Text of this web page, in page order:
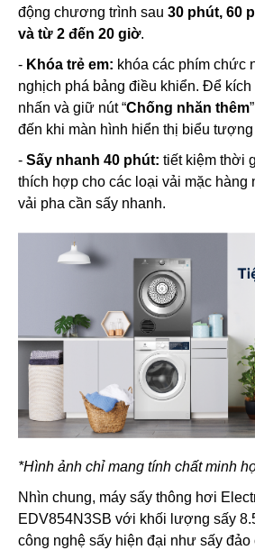
động chương trình sau 30 phút, 60
và từ 2 đến 20 giờ.
- Khóa trẻ em: khóa các phím chức
nghịch phá bảng điều khiển. Để
nhấn và giữ nút “Chống nhăn thêm
đến khi màn hình hiển thị biểu tượng
- Sấy nhanh 40 phút: tiết kiệm thời
thích hợp cho các loại vải mặc hàng
vải pha cần sấy nhanh.
*Hình ảnh chỉ mang tính chất minh
Nhìn chung, máy sấy thông hơi
EDV854N3SB với khối lượng sấy
công nghệ sấy hiện đại như sấy đảo